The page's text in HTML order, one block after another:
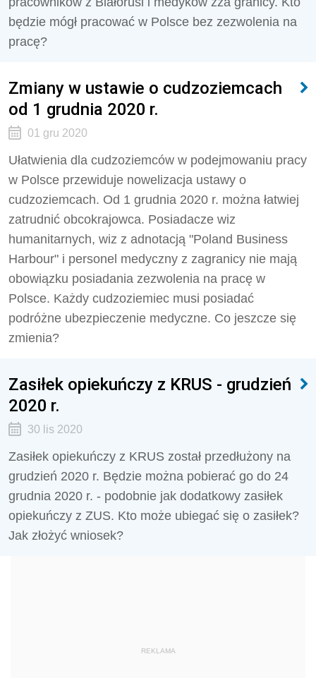
będzie mógł pracować w Polsce bez zezwolenia na
pracę?
Zmiany w ustawie o cudzoziemcach
od 1 grudnia 2020 r.
01 gru 2020
Ułatwienia dla cudzoziemców w podejmowaniu pracy
w Polsce przewiduje nowelizacja ustawy o
cudzoziemcach. Od 1 grudnia 2020 r. można łatwiej
zatrudnić obcokrajowca. Posiadacze wiz
humanitarnych, wiz z adnotacją "Poland Business
Harbour" i personel medyczny z zagranicy nie mają
obowiązku posiadania zezwolenia na pracę w
Polsce. Każdy cudzoziemiec musi posiadać
podróżne ubezpieczenie medyczne. Co jeszcze się
zmienia?
Zasiłek opiekuńczy z KRUS - grudzień
2020 r.
30 lis 2020
Zasiłek opiekuńczy z KRUS został przedłużony na
grudzień 2020 r. Będzie można pobierać go do 24
grudnia 2020 r. - podobnie jak dodatkowy zasiłek
opiekuńczy z ZUS. Kto może ubiegać się o zasiłek?
Jak złożyć wniosek?
REKLAMA